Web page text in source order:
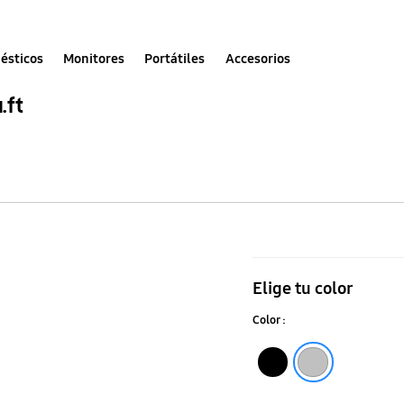
Monitores Portátiles Accesorios
Side
de
Elige tu color
Color :